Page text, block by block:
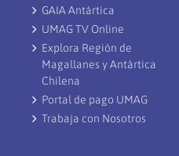
GAIA Antártica
UMAG TV Online
Explora Región de
Magallanes y Antártica
Chilena
Portal de pago UMAG
Trabaja con Nosotros